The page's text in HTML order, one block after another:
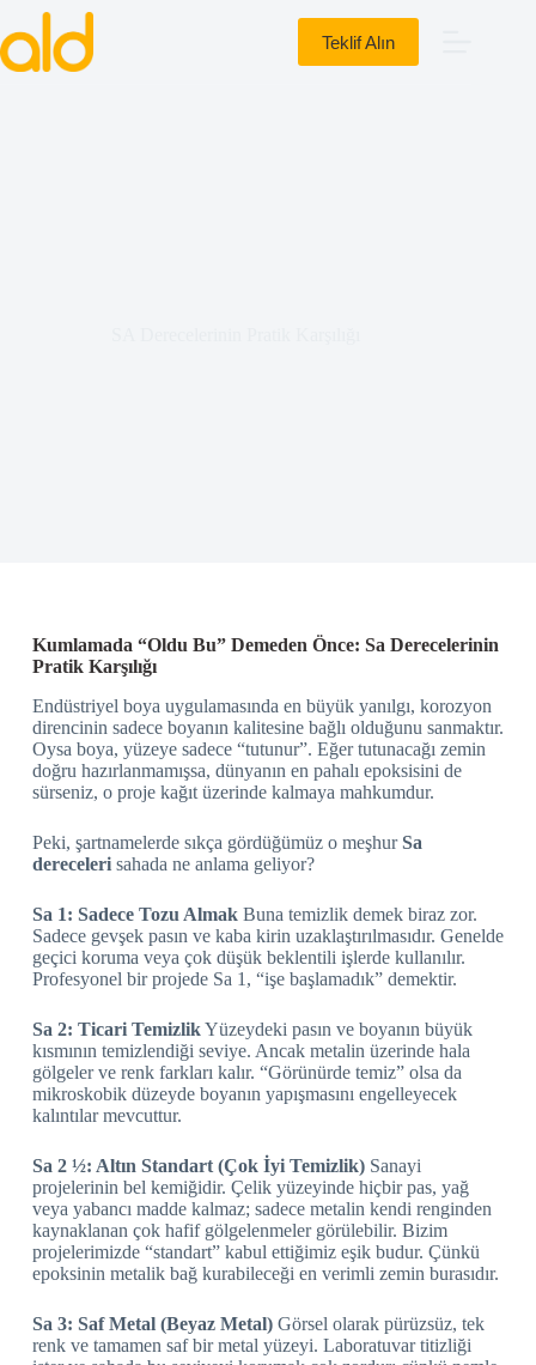
Teklif Alın
Kumlamada “Oldu Bu” Demeden Önce: Sa Derecelerinin
Pratik Karşılığı
Endüstriyel boya uygulamasında en büyük yanılgı, korozyon
direncinin sadece boyanın kalitesine bağlı olduğunu sanmaktır.
Oysa boya, yüzeye sadece “tutunur”. Eğer tutunacağı zemin
doğru hazırlanmamışsa, dünyanın en pahalı epoksisini de
sürseniz, o proje kağıt üzerinde kalmaya mahkumdur.
Peki, şartnamelerde sıkça gördüğümüz o meşhurSa
derecelerisahada ne anlama geliyor?
Sa 1: Sadece Tozu AlmakBuna temizlik demek biraz zor.
Sadece gevşek pasın ve kaba kirin uzaklaştırılmasıdır. Genelde
geçici koruma veya çok düşük beklentili işlerde kullanılır.
Profesyonel bir projede Sa 1, “işe başlamadık” demektir.
Sa 2: Ticari TemizlikYüzeydeki pasın ve boyanın büyük
kısmının temizlendiği seviye. Ancak metalin üzerinde hala
gölgeler ve renk farkları kalır. “Görünürde temiz” olsa da
mikroskobik düzeyde boyanın yapışmasını engelleyecek
kalıntılar mevcuttur.
Sa 2 ½: Altın Standart (Çok İyi Temizlik)Sanayi
projelerinin bel kemiğidir. Çelik yüzeyinde hiçbir pas, yağ
veya yabancı madde kalmaz; sadece metalin kendi renginden
kaynaklanan çok hafif gölgelenmeler görülebilir. Bizim
projelerimizde “standart” kabul ettiğimiz eşik budur. Çünkü
epoksinin metalik bağ kurabileceği en verimli zemin burasıdır.
Sa 3: Saf Metal (Beyaz Metal)Görsel olarak pürüzsüz, tek
renk ve tamamen saf bir metal yüzeyi. Laboratuvar titizliği